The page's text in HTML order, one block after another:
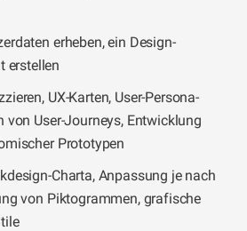
erheben, ein Design-
erstellen
UX-Karten, User-Persona-
von User-Journeys, Entwicklung
Prototypen
Charta, Anpassung je nach
von Piktogrammen, grafische